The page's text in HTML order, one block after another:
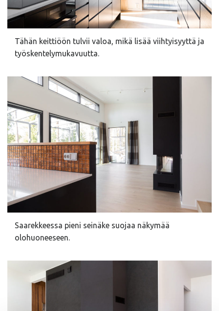
Tähän keittiöön tulvii valoa, mikä lisää viihtyisyyttä ja
työskentelymukavuutta.
Saarekkeessa pieni seinäke suojaa näkymää
olohuoneeseen.